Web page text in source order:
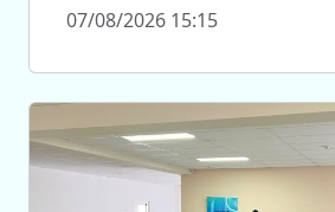
07/08/2026 15:15